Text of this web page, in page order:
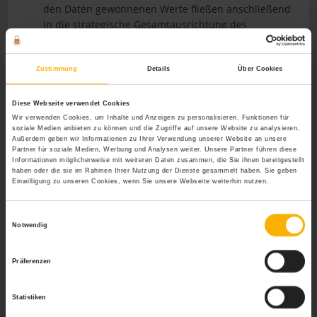
Zustimmung Details Über Cookies
Diese Webseite verwendet Cookies
Wir verwenden Cookies, um Inhalte und Anzeigen zu personalisieren, Funktionen für
soziale Medien anbieten zu können und die Zugriffe auf unsere Website zu analysieren.
Außerdem geben wir Informationen zu Ihrer Verwendung unserer Website an unsere
Partner für soziale Medien, Werbung und Analysen weiter. Unsere Partner führen diese
Informationen möglicherweise mit weiteren Daten zusammen, die Sie ihnen bereitgestellt
haben oder die sie im Rahmen Ihrer Nutzung der Dienste gesammelt haben. Sie geben
Einwilligung zu unseren Cookies, wenn Sie unsere Webseite weiterhin nutzen.
Notwendig
Präferenzen
Statistiken
den Daten gewonnenen Werte fließen anschließend
in die strategische Gesamtausrichtung des
Eine weitere Form der Mitarbeiterbefragung ist das
Aufbau- und Einbindungsmanagementprogramm.
Hierbei lassen sich auch Fragen einsetzen, zu denen
die Beschäftigten keine eindeutige Meinung haben.
Die Befragung ist vielmehr ein Instrument für ein
zyklischen Verbesserungs- und
Veränderungsprogramm des Unternehmens.
DieKlimabefragungmit Rückspiegelung hat das Ziel,
aus einer Meinungserfassung bestimmte
Dabei setzen sich die Mitarbeiter selbst mit den
Befunden auseinander und erarbeiten sich den
hier der Betriebsrat mit einbezogen werden, um die
Akzeptanz bei den Mitarbeitern zu erhöhen. Mit
dieser Form der Mitarbeiterbefragung lässt sich das
Betriebsklima meist wesentlich verbessern.